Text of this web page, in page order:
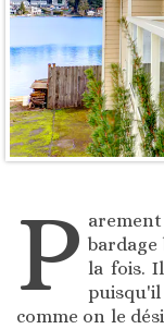
P la fois.
comme on le